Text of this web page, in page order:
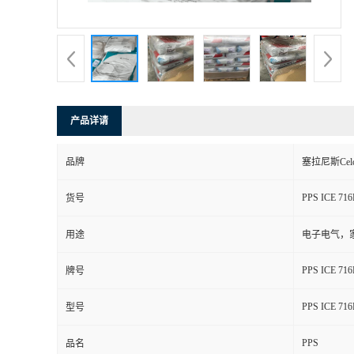
产品详请
品牌 塞拉尼斯
货号 PPS ICE
用途 电子电气，
牌号 PPS ICE
型号 PPS ICE
品名 PPS